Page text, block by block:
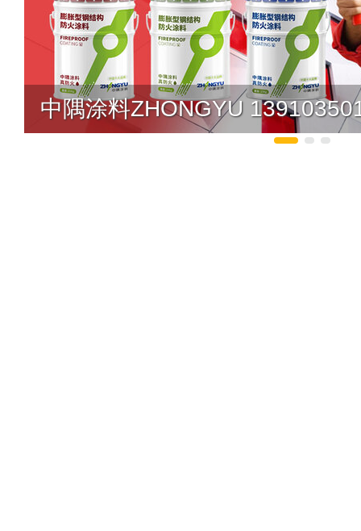
了解如何删除>>
提交说明： 快速提交发布>> 查看提
中隅涂料ZHONGYU